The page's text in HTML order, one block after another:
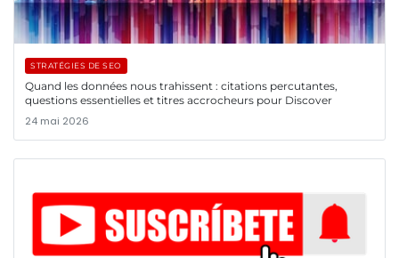
STRATÉGIES DE SEO
Quand les données nous trahissent : citations percutantes,
questions essentielles et titres accrocheurs pour Discover
24 mai 2026